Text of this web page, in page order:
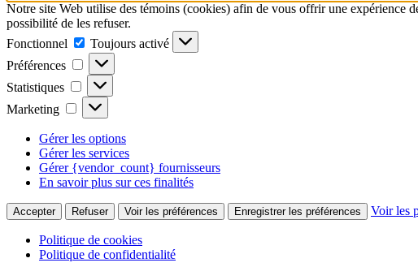
Notre site Web utilise des témoins (cookies) afin de vous offrir une expérience
possibilité de les refuser.
Fonctionnel
Fonctionnel
Toujours activé
Préférences
Préférences
Statistiques Statistiques
Marketing Marketing
Gérer les options
Gérer les services
Gérer {vendor_count} fournisseurs
En savoir plus sur ces finalités
Accepter Refuser Voir les préférences Enregistrer les préférences Voir les
Politique de cookies
Politique de confidentialité